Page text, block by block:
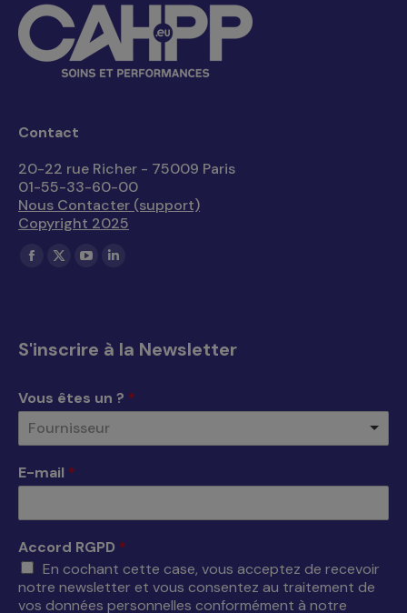
Contact
20-22 rue Richer - 75009 Paris
01-55-33-60-00
Nous Contacter (support)
Copyright 2025
Trouvez nous sur :
La
dans
nouvelle
fenêtre
La
dans
nouvelle
fenêtre
La
dans
nouvelle
fenêtre
La
dans
nouvelle
S'inscrire à la Newsletter
Vous êtes un ? *
Fournisseur
E-mail *
Accord RGPD *
En cochant cette case, vous acceptez de recevoir
notre newsletter et vous consentez au traitement de
vos données personnelles conformément à notre